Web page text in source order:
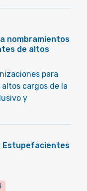
nombramientos
de altos
para
cargos de la
y
Estupefacientes